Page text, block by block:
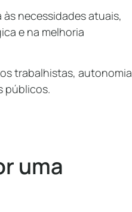
necessidades atuais,
e na melhoria
trabalhistas, autonomia
públicos.
uma